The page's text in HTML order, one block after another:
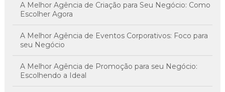
A Melhor Agência de Criação para Seu Negócio: Como
Escolher Agora
A Melhor Agência de Eventos Corporativos: Foco para
seu Negócio
A Melhor Agência de Promoção para seu Negócio:
Escolhendo a Ideal